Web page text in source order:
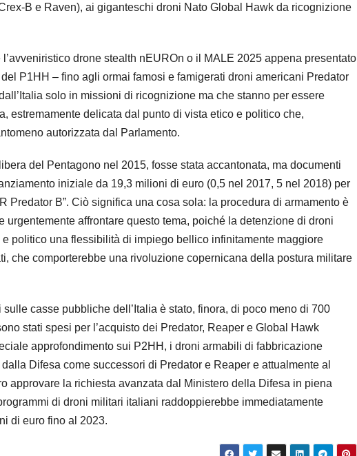
B e Raven), ai giganteschi droni Nato Global Hawk da ricognizione
drone stealth nEUROn o il MALE 2025 appena presentato
P1HH – fino agli ormai famosi e famigerati droni americani Predator
solo in missioni di ricognizione ma che stanno per essere
estremamente delicata dal punto di vista etico e politico che,
autorizzata dal Parlamento.
del Pentagono nel 2015, fosse stata accantonata, ma documenti
iniziale da 19,3 milioni di euro (0,5 nel 2017, 5 nel 2018) per
Predator B”. Ciò significa una cosa sola: la procedura di armamento è
affrontare questo tema, poiché la detenzione di droni
politico una flessibilità di impiego bellico infinitamente maggiore
che comporterebbe una rivoluzione copernicana della postura militare
casse pubbliche dell’Italia è stato, finora, di poco meno di 700
stati spesi per l’acquisto dei Predator, Reaper e Global Hawk
approfondimento sui P2HH, i droni armabili di fabbricazione
Difesa come successori di Predator e Reaper e attualmente al
approvare la richiesta avanzata dal Ministero della Difesa in piena
di droni militari italiani raddoppierebbe immediatamente
di euro fino al 2023.